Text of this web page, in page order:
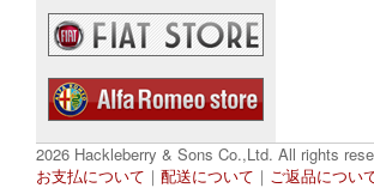
2026 Hackleberry & Sons Co.,Ltd. All rights
お支払について ｜ 配送について ｜ ご返品につい